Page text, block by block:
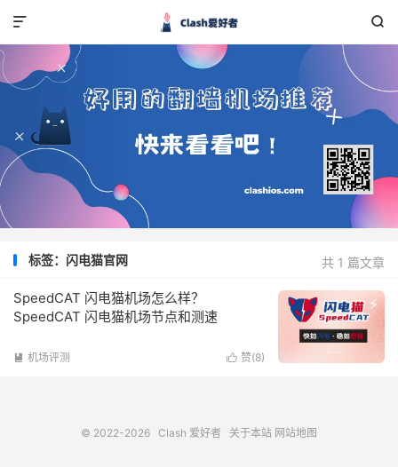


共 1 篇文章
标签：闪电猫官网
SpeedCAT 闪电猫机场怎么样？
SpeedCAT 闪电猫机场节点和测速
 赞(8)
 机场评测
© 2022-2026 Clash 爱好者 关于本站 网站地图